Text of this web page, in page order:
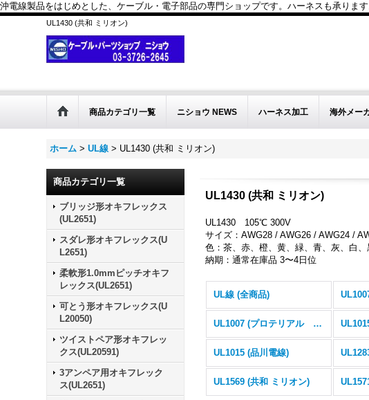
沖電線製品をはじめとした、ケーブル・電子部品の専門ショップです。ハーネスも承りま
UL1430 (共和 ミリオン)
商品カテゴリ一覧 ニショウ NEWS ハーネス加工 海外メー
ホーム > UL線 > UL1430 (共和 ミリオン)
商品カテゴリ一覧
ブリッジ形オキフレックス
(UL2651)
スダレ形オキフレックス(U
L2651)
柔軟形1.0mmピッチオキフ
レックス(UL2651)
可とう形オキフレックス(U
L20050)
ツイストペア形オキフレッ
クス(UL20591)
3アンペア用オキフレック
ス(UL2651)
UL1430 (共和 ミリオン)
UL1430 105℃ 300V
サイズ：AWG28 / AWG26 / AWG24 /
色：茶、赤、橙、黄、緑、青、灰、白、
納期：通常在庫品 3〜4日位
UL線 (全商品)
UL1007 (プロテリアル 旧 日立金属)
UL1015 (品川電線)
UL1569 (共和 ミリオン)